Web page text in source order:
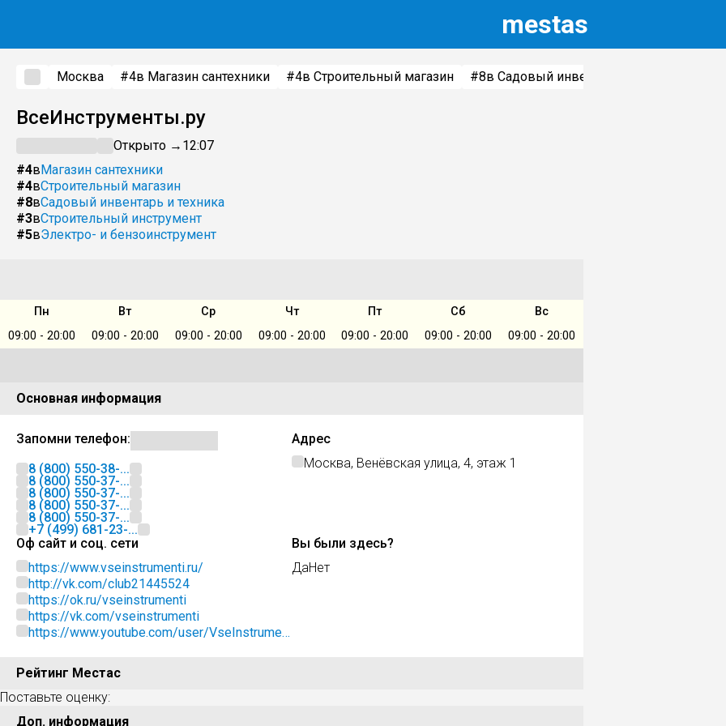
mestas
Москва #4в Магазин сантехники #4в Строительный магазин #8в Садовый инвентарь и техника
ВсеИнструменты.ру
Открыто → 12:07
#4вМагазин сантехники
#4вСтроительный магазин
#8вСадовый инвентарь и техника
#3вСтроительный инструмент
#5вЭлектро- и бензоинструмент
Пн Вт Ср Чт Пт Сб
Вс
09:00 - 20:00
09:00 - 20:00 09:00 - 20:00 09:00 - 20:00 09:00 - 20:00 09:00 - 20:00 09:00 - 20:00
Основная информация
Запомни телефон:
8 (800) 550-38-...
8 (800) 550-37-...
8 (800) 550-37-...
8 (800) 550-37-...
8 (800) 550-37-...
+7 (499) 681-23-...
Адрес
Москва, Венёвская улица, 4, этаж 1
Оф сайт и соц. сети
https://www.vseinstrumenti.ru/
http://vk.com/club21445524
https://ok.ru/vseinstrumenti
https://vk.com/vseinstrumenti
https://www.youtube.com/user/VseInstrumen
Вы были здесь?
ДаНет
Рейтинг Местас
Поставьте оценку:
Доп. информация